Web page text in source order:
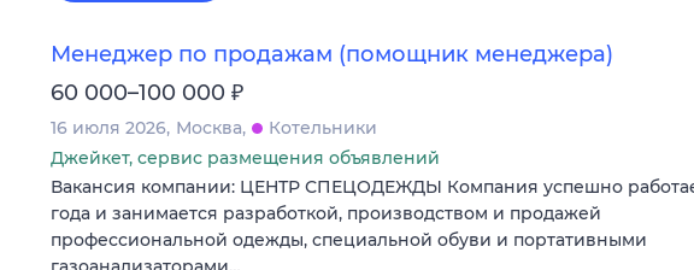
Менеджер по продажам (помощник менеджера)
60 000–100 000 ₽
16 июля 2026 Москва
Котельники
Джейкет, сервис размещения объявлений
Вакансия компании: ЦЕНТР СПЕЦОДЕЖДЫ Компания успешно
года и занимается разработкой, производством и продажей
профессиональной одежды, специальной обуви и портативными